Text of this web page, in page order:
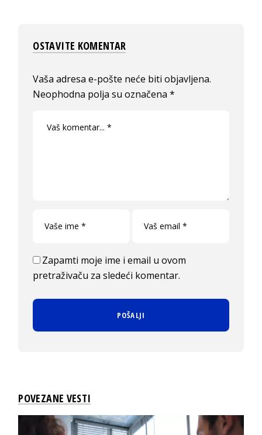
OSTAVITE KOMENTAR
Vaša adresa e-pošte neće biti objavljena.
Neophodna polja su označena*
Zapamti moje ime i email u ovom
pretraživaču za sledeći komentar.
POVEZANE VESTI